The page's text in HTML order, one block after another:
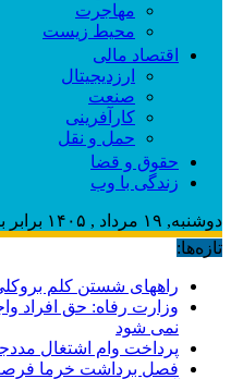
مهاجرت
محیط زیست
اقتصاد مالی
ارزدیجیتال
صنعت
کارآفرینی
حمل و نقل
حقوق و قضا
زندگی با وب
دوشنبه, ۱۹ مرداد , ۱۴۰۵ برابر با - Monday, 10 August , 2026
تازه‌ها:
راههای شستن کلم
وزارت رفاه: حق افراد
نمی شود
پرداخت وام اشتغال
فصل برداشت خرما